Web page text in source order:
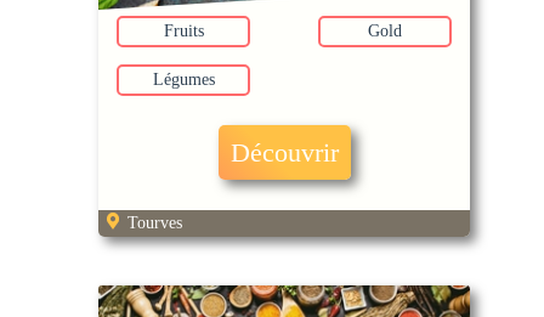
Fruits Gold
Légumes
Découvrir
Tourves